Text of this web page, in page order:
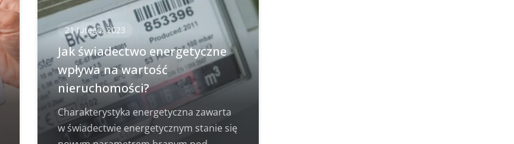
21 lutego, 2023
Jak świadectwo energetyczne
wpływa na wartość
nieruchomości?
Charakterystyka energetyczna zawarta
w świadectwie energetycznym stanie się